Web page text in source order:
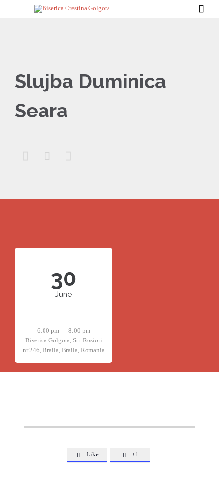

Slujba Duminica
Seara
  
30
June
6:00 pm — 8:00 pm
Biserica Golgota, Str. Rosiori
nr.246, Braila, Braila, Romania
 Like  +1